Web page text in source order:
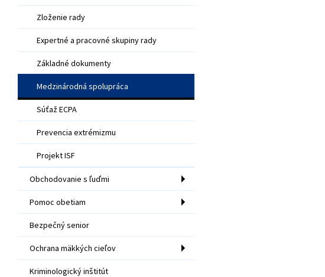
Zloženie rady
Expertné a pracovné skupiny rady
Základné dokumenty
Medzinárodná spolupráca
Súťaž ECPA
Prevencia extrémizmu
Projekt ISF
Obchodovanie s ľuďmi
Pomoc obetiam
Bezpečný senior
Ochrana mäkkých cieľov
Kriminologický inštitút